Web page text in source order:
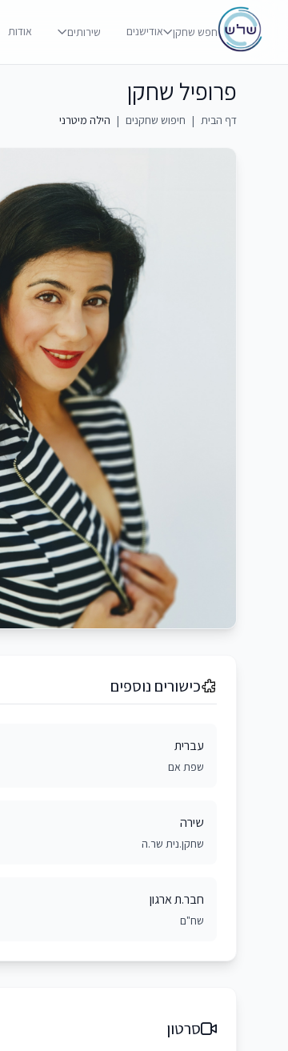
חפש שחקן אודישנים שירותים אודות
פרופיל שחקן
דף הבית | חיפוש שחקנים | הילה מיטרני
כישורים נוספים
עברית
שפת אם
שירה
שחקן.נית שר.ה
חבר.ת ארגון
שח"ם
סרטון